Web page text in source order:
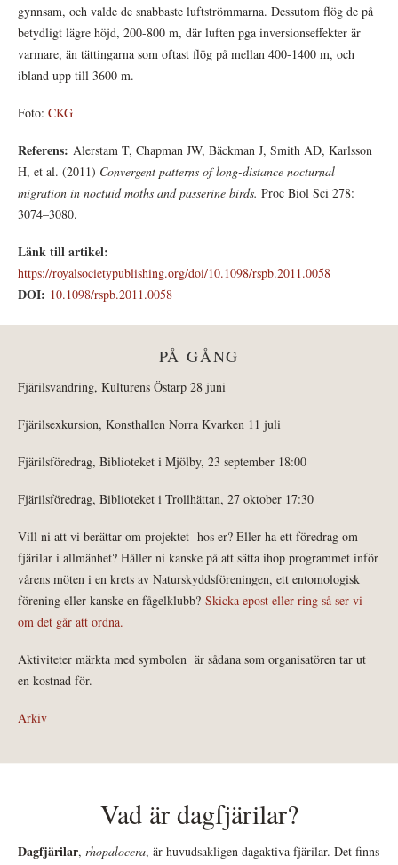
gynnsam, och valde de snabbaste luftströmmarna. Dessutom flög de på
betydligt lägre höjd, 200-800 m, där luften pga inversionseffekter är
varmare, än tättingarna som oftast flög på mellan 400-1400 m, och
ibland upp till 3600 m.
Foto: CKG
Referens: Alerstam T, Chapman JW, Bäckman J, Smith AD, Karlsson
H, et al. (2011) Convergent patterns of long-distance nocturnal
migration in noctuid moths and passerine birds. Proc Biol Sci 278:
3074–3080.
Länk till artikel:
https://royalsocietypublishing.org/doi/10.1098/rspb.2011.0058
DOI: 10.1098/rspb.2011.0058
PÅ GÅNG
Fjärilsvandring, Kulturens Östarp 28 juni
Fjärilsexkursion, Konsthallen Norra Kvarken 11 juli
Fjärilsföredrag, Biblioteket i Mjölby, 23 september 18:00
Fjärilsföredrag, Biblioteket i Trollhättan, 27 oktober 17:30
Vill ni att vi berättar om projektet hos er? Eller ha ett föredrag om
fjärilar i allmänhet? Håller ni kanske på att sätta ihop programmet inför
vårens möten i en krets av Naturskyddsföreningen, ett entomologisk
förening eller kanske en fågelklubb? Skicka epost eller ring så ser vi
om det går att ordna.
Aktiviteter märkta med symbolen är sådana som organisatören tar ut
en kostnad för.
Arkiv
Vad är dagfjärilar?
Dagfjärilar, rhopalocera, är huvudsakligen dagaktiva fjärilar. Det finns